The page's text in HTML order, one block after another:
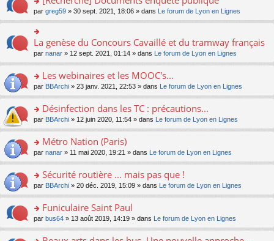
pl
u
s
ré
c
e
nt
lu
pl
u
s
ré
e
nt
g
e
n
o
n
le
u
s
ré
e
nt
s
a
e
n
o
n
le
u
s
ré
e
nt
er
le
m
e
s
a
g
e
n
o
lu
le
pl
u
s
e
nt
o
n
s
ult
er
le
m
e
s
g
e
n
o
lu
pl
u
s
c
e
nt
par greg59 » 30 sept. 2021, 18:06 » dans Le forum de Lyon en Lignes
n
er
le
m
e
s
a
g
e
n
n
lu
le
pl
u
La genèse du Concours Cavaillé et du tramway français
par nanar » 12 sept. 2021, 01:14 » dans Le forum de Lyon en Lignes
o
n
ult
er
le
m
e
a
g
e
n
n
Les webinaires et les MOOC's...
par BBArchi » 23 janv. 2021, 22:53 » dans Le forum de Lyon en Lignes
o
n
ult
er
le
m
e
a
g
e
n
Désinfection dans les TC : précautions...
par BBArchi » 12 juin 2020, 11:54 » dans Le forum de Lyon en Lignes
o
n
ult
er
le
m
e
Métro Nation (Paris)
par nanar » 11 mai 2020, 19:21 » dans Le forum de Lyon en Lignes
o
n
ult
er
le
Sécurité routière ... mais pas que !
par BBArchi » 20 déc. 2019, 15:09 » dans Le forum de Lyon en Lignes
o
n
Funiculaire Saint Paul
par bus64 » 13 août 2019, 14:19 » dans Le forum de Lyon en Lignes